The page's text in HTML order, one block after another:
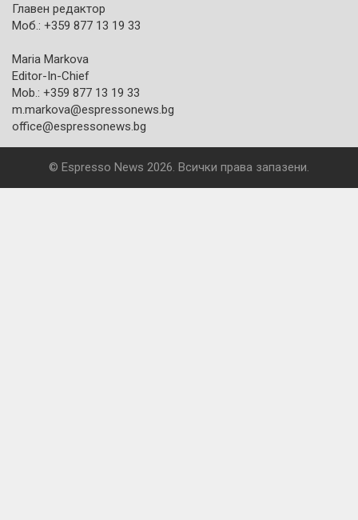
Главен редактор
Моб.: +359 877 13 19 33
Maria Markova
Editor-In-Chief
Mob.: +359 877 13 19 33
m.markova@espressonews.bg
office@espressonews.bg
© Espresso News 2026. Всички права запазени.